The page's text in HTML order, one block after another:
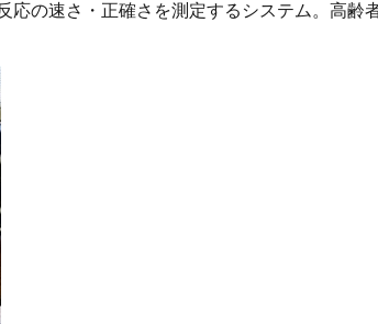
の速さ・正確さを測定するシステム。高齢